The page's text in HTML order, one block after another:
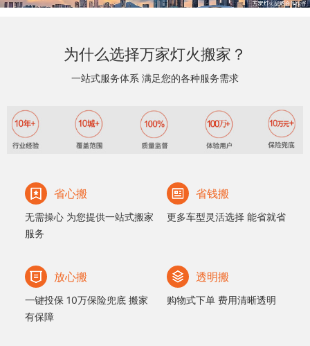
为什么选择万家灯火搬家？
一站式服务体系 满足您的各种服务需求
省心搬
无需操心 为您提供一站式搬家
服务
省钱搬
更多车型灵活选择 能省就省
放心搬
一键投保 10万保险兜底 搬家
有保障
透明搬
购物式下单 费用清晰透明